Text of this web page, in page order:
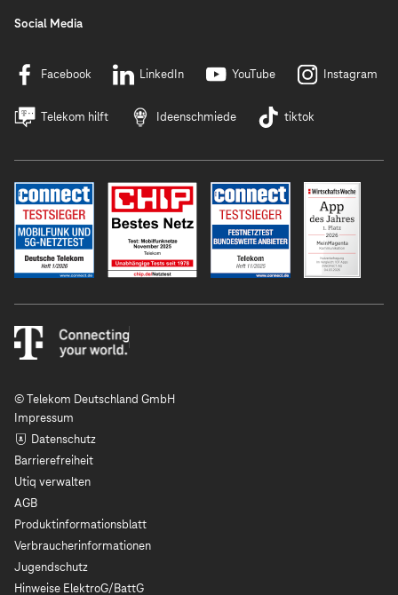
Social Media
Facebook LinkedIn YouTube Instagram
Telekom hilft Ideenschmiede tiktok
© Telekom Deutschland GmbH
Impressum
Datenschutz
Barrierefreiheit
Utiq verwalten
AGB
Produktinformationsblatt
Verbraucherinformationen
Jugendschutz
Hinweise ElektroG/BattG